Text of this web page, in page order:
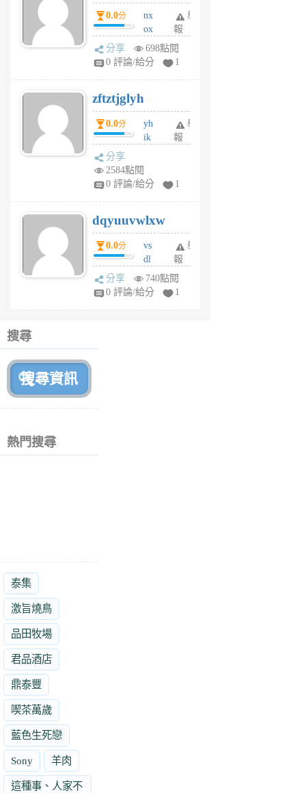
個
月
前
0.0分
nx
ox
rh
pe
月
前
舉
報
分享
698點閱
0 評論/給分
1
zftztjglyh
0.0分
yh
ik
tu
6
個
月
前
舉
報
分享
2584點閱
0 評論/給分
1
dqyuuvwlxw
0.0分
vs
dl
sq
fy
舉
報
分享
740點閱
0 評論/給分
1
搜尋
熱門搜尋
泰集
激旨燒鳥
品田牧場
君品酒店
鼎泰豐
喫茶萬歲
藍色生死戀
Sony 羊肉
這種事、人家不